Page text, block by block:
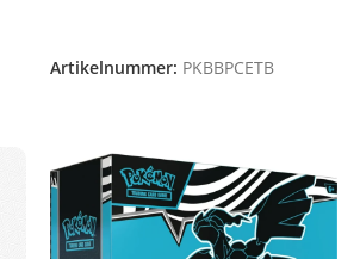
Artikelnummer: PKBBPCETB